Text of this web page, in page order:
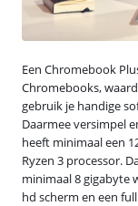
Een Chromebook
Chromebooks,
gebruik je handige
Daarmee versimpel
heeft minimaal een
Ryzen 3 processor.
minimaal 8 gigabyte
hd scherm en een